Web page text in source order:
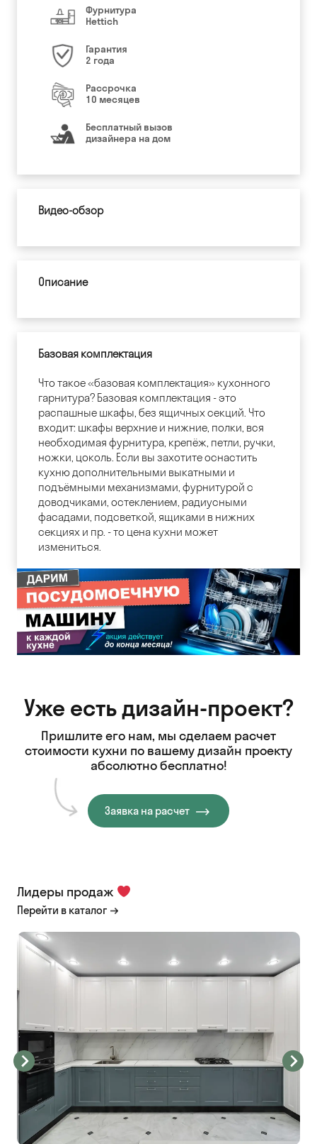
Фурнитура
Hettich
Гарантия
2 года
Рассрочка
10 месяцев
Бесплатный вызов
дизайнера на дом
Видео-обзор
Описание
Базовая комплектация
Что такое «базовая комплектация» кухонного
гарнитура? Базовая комплектация - это
распашные шкафы, без ящичных секций. Что
входит: шкафы верхние и нижние, полки, вся
необходимая фурнитура, крепёж, петли, ручки,
ножки, цоколь. Если вы захотите оснастить
кухню дополнительными выкатными и
подъёмными механизмами, фурнитурой с
доводчиками, остеклением, радиусными
фасадами, подсветкой, ящиками в нижних
секциях и пр. - то цена кухни может
измениться.
Уже есть дизайн-проект?
Пришлите его нам, мы сделаем расчет
стоимости кухни по вашему дизайн проекту
абсолютно бесплатно!
Заявка на расчет
Лидеры продаж
Перейти в каталог